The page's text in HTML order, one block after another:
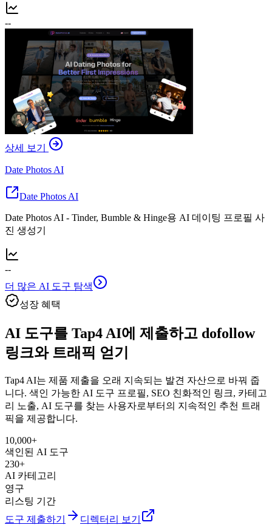
--
상세 보기
Date Photos AI
Date Photos AI
Date Photos AI - Tinder, Bumble & Hinge용 AI 데이팅 프로필 사
진 생성기
--
더 많은 AI 도구 탐색
성장 혜택
AI 도구를 Tap4 AI에 제출하고 dofollow
링크와 트래픽 얻기
Tap4 AI는 제품 제출을 오래 지속되는 발견 자산으로 바꿔 줍
니다. 색인 가능한 AI 도구 프로필, SEO 친화적인 링크, 카테고
리 노출, AI 도구를 찾는 사용자로부터의 지속적인 추천 트래
픽을 제공합니다.
10,000+
색인된 AI 도구
230+
AI 카테고리
영구
리스팅 기간
도구 제출하기
디렉터리 보기